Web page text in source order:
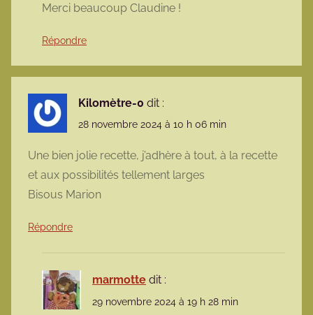
Merci beaucoup Claudine !
Répondre
Kilomètre-0 dit :
28 novembre 2024 à 10 h 06 min
Une bien jolie recette, j’adhère à tout, à la recette
et aux possibilités tellement larges
Bisous Marion
Répondre
marmotte dit :
29 novembre 2024 à 19 h 28 min